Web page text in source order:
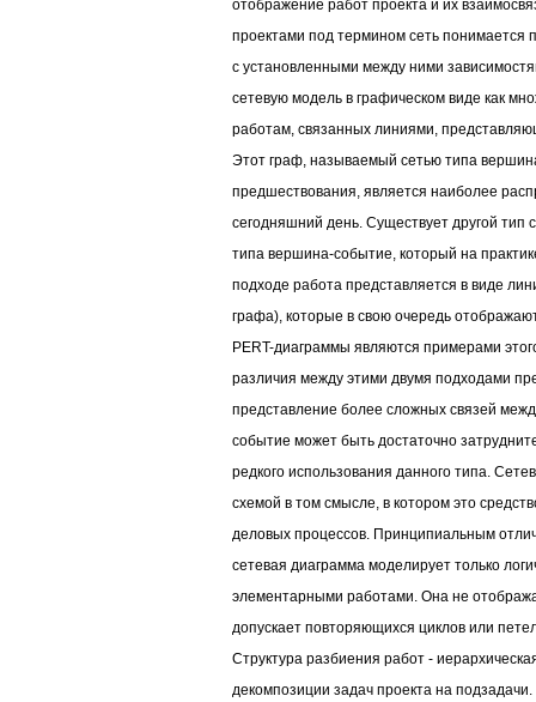
отображение работ проекта и их
проектами под термином сеть понимается
с установленными между ними
сетевую модель в графическом виде как
работам, связанных линиями,
Этот граф, называемый сетью типа
предшествования, является наиболее
сегодняшний день. Существует другой
типа вершина-событие, который на
подходе работа представляется в виде
графа), которые в свою очередь
PERT-диаграммы являются примерами
различия между этими двумя подходами
представление более сложных связей
событие может быть достаточно
редкого использования данного типа.
схемой в том смысле, в котором это
деловых процессов. Принципиальным
сетевая диаграмма моделирует только
элементарными работами. Она не
допускает повторяющихся циклов или
Структура разбиения работ -
декомпозиции задач проекта на